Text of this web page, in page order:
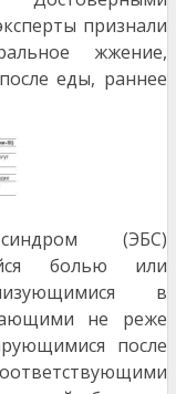
признали
жжение,
еды, раннее
(ЭБС)
болью или
в
не реже
после